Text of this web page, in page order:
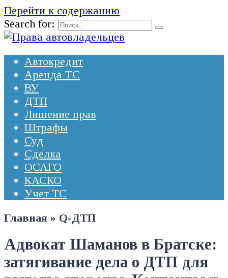
Перейти к содержанию
Search for:
Автокредит
Аренда ТС
ВУ
ДТП
Лишение прав
Штрафы
Суд
Сделка
ОСАГО
КАСКО
Учет ТС
Главная » Q-ДТП
Адвокат Шаманов в Братске:
затягивание дела о ДТП для